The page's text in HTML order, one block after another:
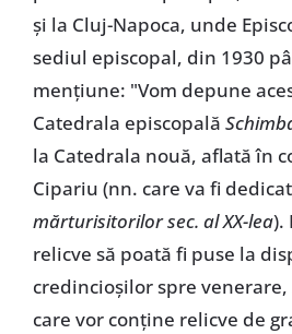
și la Cluj-Napoca, unde
sediul episcopal, din 1930
mențiune: "Vom depune
Catedrala episcopală
la Catedrala nouă, aflată în
Cipariu (nn. care va fi
mărturisitorilor sec. al XX-lea).
relicve să poată fi puse la
credincioșilor spre venerare,
care vor conține relicve de